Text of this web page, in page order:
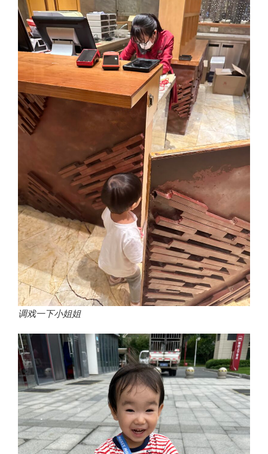
调戏一下小姐姐